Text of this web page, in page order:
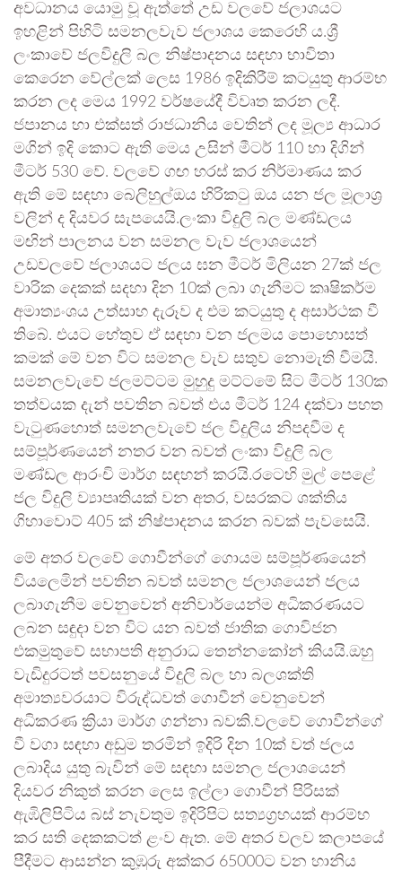
අවධානය යොමු වූ ඇත්තේ උඩ වලවේ ජලාශයට
ඉහළින් පිහිටි සමනලවැව ජලාශය කෙරෙහි ය.ශ්‍රී
ලංකාවේ ජලවිදුලි බල නිෂ්පාදනය සඳහා භාවිතා
කෙරෙන වේල්ලක් ලෙස 1986 ඉදිකිරීම් කටයුතු ආරම්භ
කරන ලද මෙය 1992 වර්ෂයේදී විවෘත කරන ලදී.
ජපානය හා එක්සත් රාජධානිය වෙතින් ලද මූල්‍ය ආධාර
මගින් ඉදි කොට ඇති මෙය උසින් මීටර් 110 හා දිගින්
මීටර් 530 වේ. වලවේ ගඟ හරස් කර නිර්මාණය කර
ඇති මේ සඳහා බෙලිහුල්ඔය හිරිකටු ඔය යන ජල මූලාශ්‍ර
වලින් ද දියවර සැපයෙයි.ලංකා විදුලි බල මණ්ඩලය
මඟින් පාලනය වන සමනල වැව ජලාශයෙන්
උඩවලවේ ජලාශයට ජලය ඝන මීටර් මිලියන 27ක් ජල
වාරික දෙකක් සදහා දින 10ක් ලබා ගැනීමට කෘෂිකර්ම
අමාත්‍යංශය උත්සාහ දැරූව ද එම කටයුතු ද අසාර්ථක වී
තිබේ. එයට හේතුව ඒ සඳහා වන ජලමය පොහොසත්
කමක් මේ වන විට සමනල වැව සතුව නොමැති වීමයි.
සමනලවැවේ ජලමට්ටම මුහුදු මට්ටමේ සිට මීටර් 130ක
තත්වයක දැන් පවතින බවත් එය මීටර් 124 දක්වා පහත
වැටුණහොත් සමනලවැවේ ජල විදුලිය නිපදවීම ද
සම්පූර්ණයෙන් නතර වන බවත් ලංකා විදුලි බල
මණ්ඩල ආරංචි මාර්ග සඳහන් කරයි.රටෙහි මුල් පෙළේ
ජල විදුලි ව්‍යාපෘතියක් වන අතර, වසරකට ශක්තිය
ගිහාවොට් 405 ක් නිෂ්පාදනය කරන බවක් පැවසෙයි.
මේ අතර වලවේ ගොවීන්ගේ ගොයම සම්පූර්ණයෙන්
වියලෙමින් පවතින බවත් සමනල ජලාශයෙන් ජලය
ලබාගැනීම වෙනුවෙන් අනිවාර්යෙන්ම අධිකරණයට
ලබන සඳුදා වන විට යන බවත් ජාතික ගොවිජන
එකමුතුවේ සභාපති අනුරාධ තෙන්නකෝන් කියයි.ඔහු
වැඩිදුරටත් පවසනුයේ විදුලි බල හා බලශක්ති
අමාත්‍යවරයාට විරුද්ධවත් ගොවීන් වෙනුවෙන්
අධිකරණ ක්‍රියා මාර්ග ගන්නා බවකි.වලවේ ගොවීන්ගේ
වී වගා සඳහා අඩුම තරමින් ඉදිරි දින 10ක් වත් ජලය
ලබාදිය යුතු බැවින් මේ සඳහා සමනල ජලාශයෙන්
දියවර නිකුත් කරන ලෙස ඉල්ලා ගොවීන් පිරිසක්
ඇඹිලිපිටිය බස් නැවතුම ඉදිරිපිට සත්‍යග්‍රහයක් ආරම්භ
කර සති දෙකකටත් ළංව ඇත. මේ අතර වලව කලාපයේ
පීදීමට ආසන්න කුඹුරු අක්කර 65000ට වන හානිය